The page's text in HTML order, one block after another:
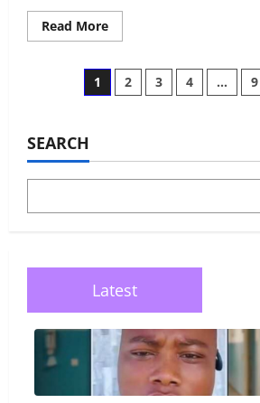
Read MoreRead
more
au
Mondial
2026
et
de
Wilmide
Posts
1 2 3 4 … 9
SEARCH
Latest